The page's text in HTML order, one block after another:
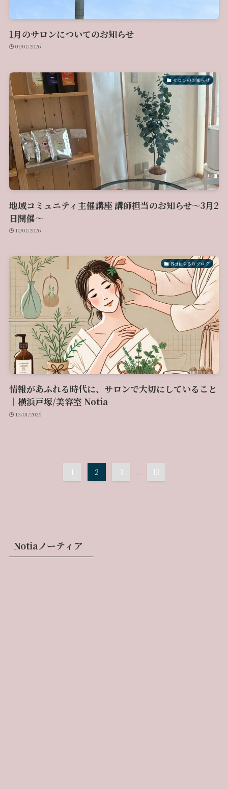
1月のサロンについてのお知らせ
07/01/2026
サロンのお知らせ
地域コミュニティ主催講座 講師担当のお知らせ〜3月2
日開催〜
10/01/2026
Notiaゆるりブログ
情報があふれる時代に、サロンで大切にしていること
｜横浜戸塚/美容室 Notia
13/01/2026
1 2 3 ... 13
Notiaノーティア